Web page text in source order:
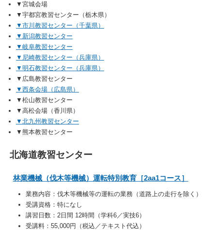
▼宮城会場
▼宇都宮教習センター（栃木県）
▼市川教習センター（千葉県）
▼新潟教習センター
▼岐阜教習センター
▼尼崎教習センター（兵庫県）
▼明石教習センター（兵庫県）
▼広島教習センター
▼西条会場（広島県）
▼松山教習センター
▼高松会場（香川県）
▼北九州教習センター
▼熊本教習センター
北海道教習センター
林業機械（伐木等機械）運転特別教育［2aa1コース］
業務内容：伐木等機械等の運転の業務（道路上の走行を除く）
受講資格：特になし
講習日数：2日間 12時間（学科6／実技6）
受講料：55,000円（税込／テキスト代込）